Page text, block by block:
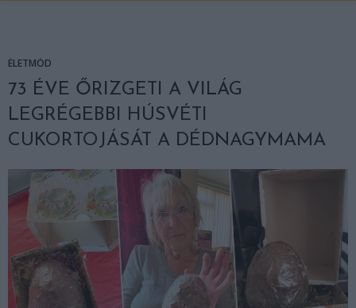
ÉLETMÓD
73 ÉVE ŐRIZGETI A VILÁG
LEGRÉGEBBI HÚSVÉTI
CUKORTOJÁSÁT A DÉDNAGYMAMA